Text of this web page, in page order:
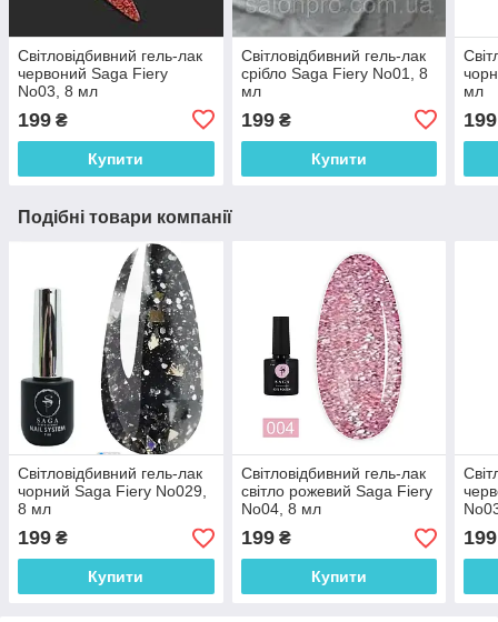
Світловідбивний гель-лак
червоний Saga Fiery
No03, 8 мл
199 ₴
Купити
Світловідбивний гель-лак
срібло Saga Fiery No01, 8
мл
199₴
Купити
мл
199
Подібні товари компанії
Світловідбивний гель-лак
чорний Saga Fiery No029,
8 мл
199 ₴
Купити
Світловідбивний гель-лак
світло рожевий Saga Fiery
No04, 8 мл
199₴
Купити
199